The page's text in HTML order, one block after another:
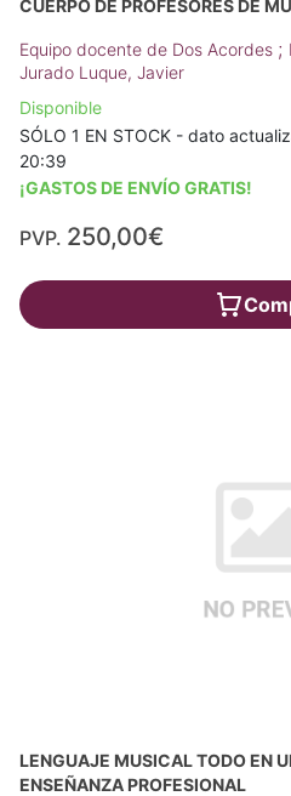
CUERPO DE PROFESORES DE
Equipo docente de Dos Acordes ;
Jurado Luque, Javier
Disponible
SÓLO 1 EN STOCK - dato
20:39
¡GASTOS DE ENVÍO GRATIS!
PVP. 250,00€
LENGUAJE MUSICAL TODO EN
ENSEÑANZA PROFESIONAL